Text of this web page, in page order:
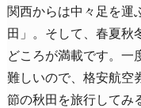
関西からは中々足を運
田」。そして、春夏秋
どころが満載です。一
難しいので、格安航空
節の秋田を旅行してみ